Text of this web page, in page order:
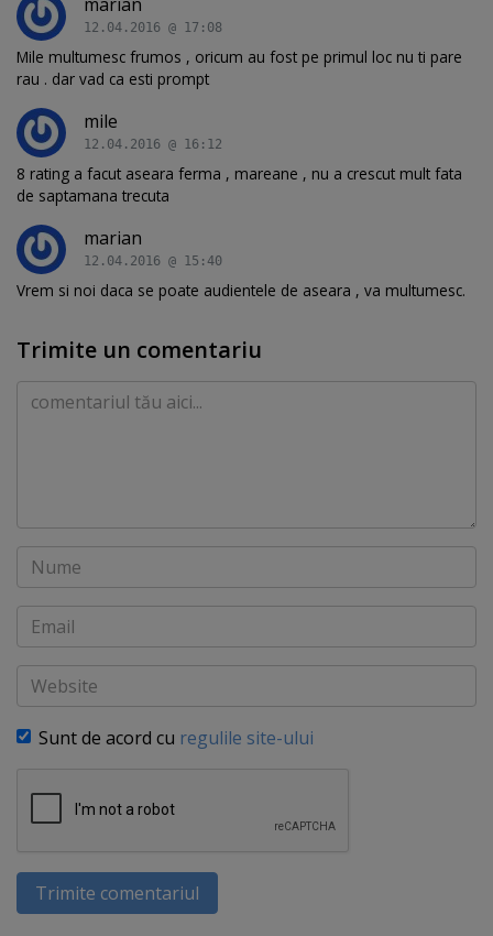
12.04.2016 @ 17:08
Mile multumesc frumos , oricum au fost pe primul loc nu ti pare
rau . dar vad ca esti prompt
mile
12.04.2016 @ 16:12
8 rating a facut aseara ferma , mareane , nu a crescut mult fata
de saptamana trecuta
marian
12.04.2016 @ 15:40
Vrem si noi daca se poate audientele de aseara , va multumesc.
Trimite un comentariu
Comentariu
Nume
Email
Website
Sunt de acord cu regulile site-ului
Trimite comentariul